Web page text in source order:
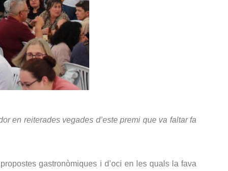
en reiterades vegades d’este premi que va faltar fa
gastronòmiques i d’oci en les quals la fava